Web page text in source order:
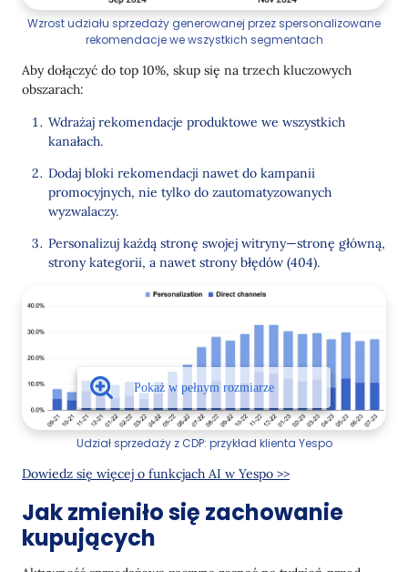
Wzrost udziału sprzedaży generowanej przez spersonalizowane
rekomendacje we wszystkich segmentach
Aby dołączyć do top 10%, skup się na trzech kluczowych
obszarach:
Wdrażaj rekomendacje produktowe we wszystkich
kanałach.
Dodaj bloki rekomendacji nawet do kampanii
promocyjnych, nie tylko do zautomatyzowanych
wyzwalaczy.
Personalizuj każdą stronę swojej witryny—stronę główną,
strony kategorii, a nawet strony błędów (404).
Udział sprzedaży z CDP: przykład klienta Yespo
Dowiedz się więcej o funkcjach AI w Yespo >>
Jak zmieniło się zachowanie
kupujących